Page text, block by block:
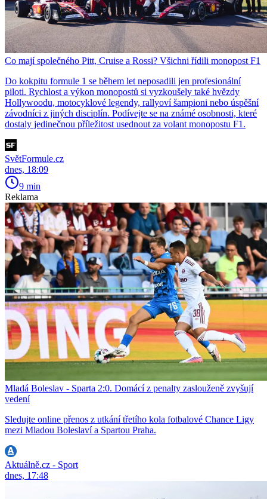
Co mají společného Pitt, Cruise a Rossi? Všichni řídili monopost F1
Do kokpitu formule 1 se během let neposadili jen profesionální
piloti. Rychlost a výkon monopostů si vyzkoušely také hvězdy
Hollywoodu, motocyklové legendy, rallyoví šampioni nebo úspěšní
závodníci z jiných disciplín. Podívejte se na známé osobnosti, které
dostaly jedinečnou příležitost usednout za volant monopostu F1.
SvětFormule.cz
dnes, 18:09
9 min
Reklama
Mladá Boleslav - Sparta 2:0. Domácí z penalty zaslouženě zvyšují
vedení
Sledujte online přenos z utkání třetího kola fotbalové Chance Ligy
mezi Mladou Boleslaví a Spartou Praha.
Aktuálně.cz - Sport
dnes, 17:48